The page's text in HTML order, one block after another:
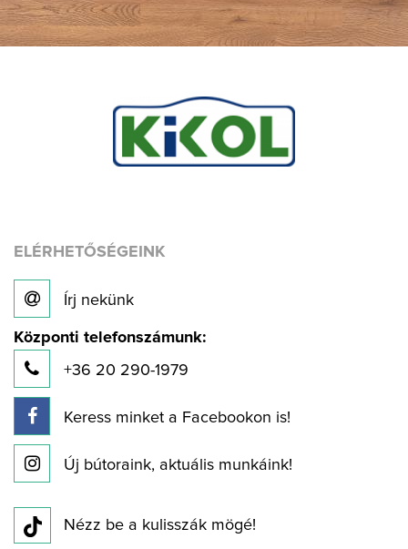
ELÉRHETŐSÉGEINK
Írj nekünk
Központi telefonszámunk:
+36 20 290-1979
Keress minket a Facebookon is!
Új bútoraink, aktuális munkáink!
Nézz be a kulisszák mögé!